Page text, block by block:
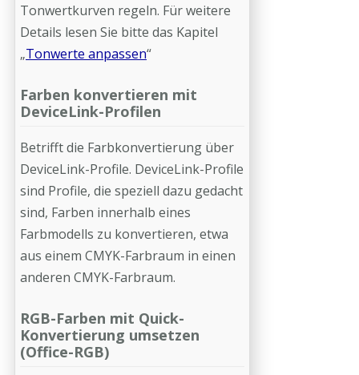
Tonwertkurven regeln. Für weitere
Details lesen Sie bitte das Kapitel
„Tonwerte anpassen“
Farben konvertieren mit
DeviceLink-Profilen
Betrifft die Farbkonvertierung über
DeviceLink-Profile. DeviceLink-Profile
sind Profile, die speziell dazu gedacht
sind, Farben innerhalb eines
Farbmodells zu konvertieren, etwa
aus einem CMYK-Farbraum in einen
anderen CMYK-Farbraum.
RGB-Farben mit Quick-
Konvertierung umsetzen
(Office-RGB)